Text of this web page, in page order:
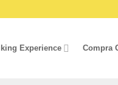
Experience Compra